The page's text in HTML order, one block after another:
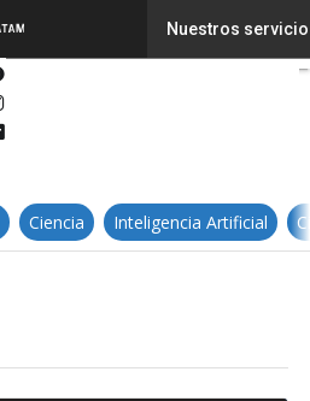
Nuestros
Ciencia Inteligencia Artificial